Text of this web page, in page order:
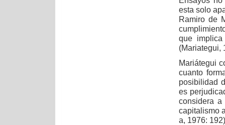
esta solo
Ramiro de
que
(Mariategui,
Mariátegui
cuanto
posibilidad
es
considera a
capitalismo
a, 1976: